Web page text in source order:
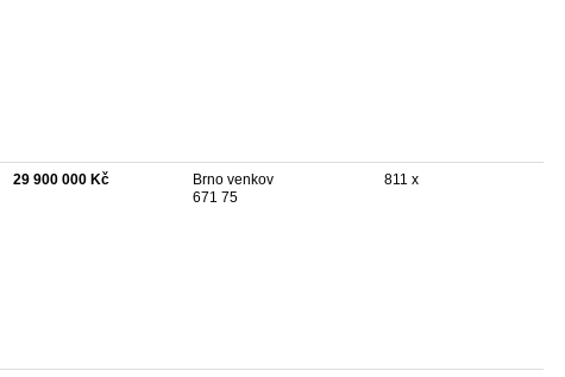
29 900 000 Kč
Brno venkov
671 75
811 x